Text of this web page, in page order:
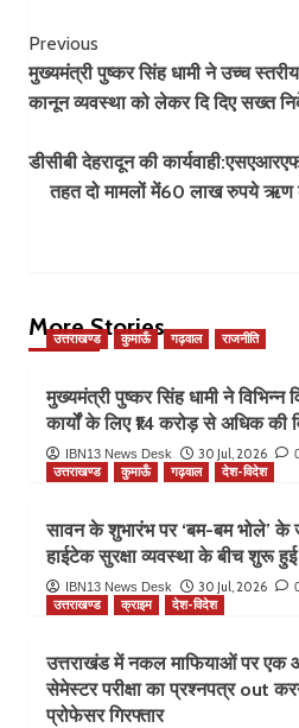
Post
Navigation
Previous
मुख्यमंत्री पुष्कर सिंह धामी ने उच्च
कानून व्यवस्था को लेकर दि दिए सख्त
डीसीबी देहरादून की
तहत दो मामलों में60 लाख रुपये ऋण
More Stories
उत्तराखण्ड कुमाऊँ गढ़वाल राजनीति
मुख्यमंत्री पुष्कर सिंह धामी ने विभिन्न
कार्यों के लिए ₹14 करोड़ से अधिक की
IBN13 News Desk 30 Jul, 2026
उत्तराखण्ड कुमाऊँ गढ़वाल देश-विदेश
सावन के शुभारंभ पर ‘बम-बम भोले’ के
हाईटेक सुरक्षा व्यवस्था के बीच शुरू
IBN13 News Desk 30 Jul, 2026
उत्तराखण्ड क्राइम देश-विदेश
उत्तराखंड में नकल माफियाओं पर एक
सेमेस्टर परीक्षा का प्रश्नपत्र out
प्रोफेसर गिरफ्तार